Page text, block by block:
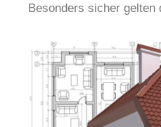
Besonders sicher